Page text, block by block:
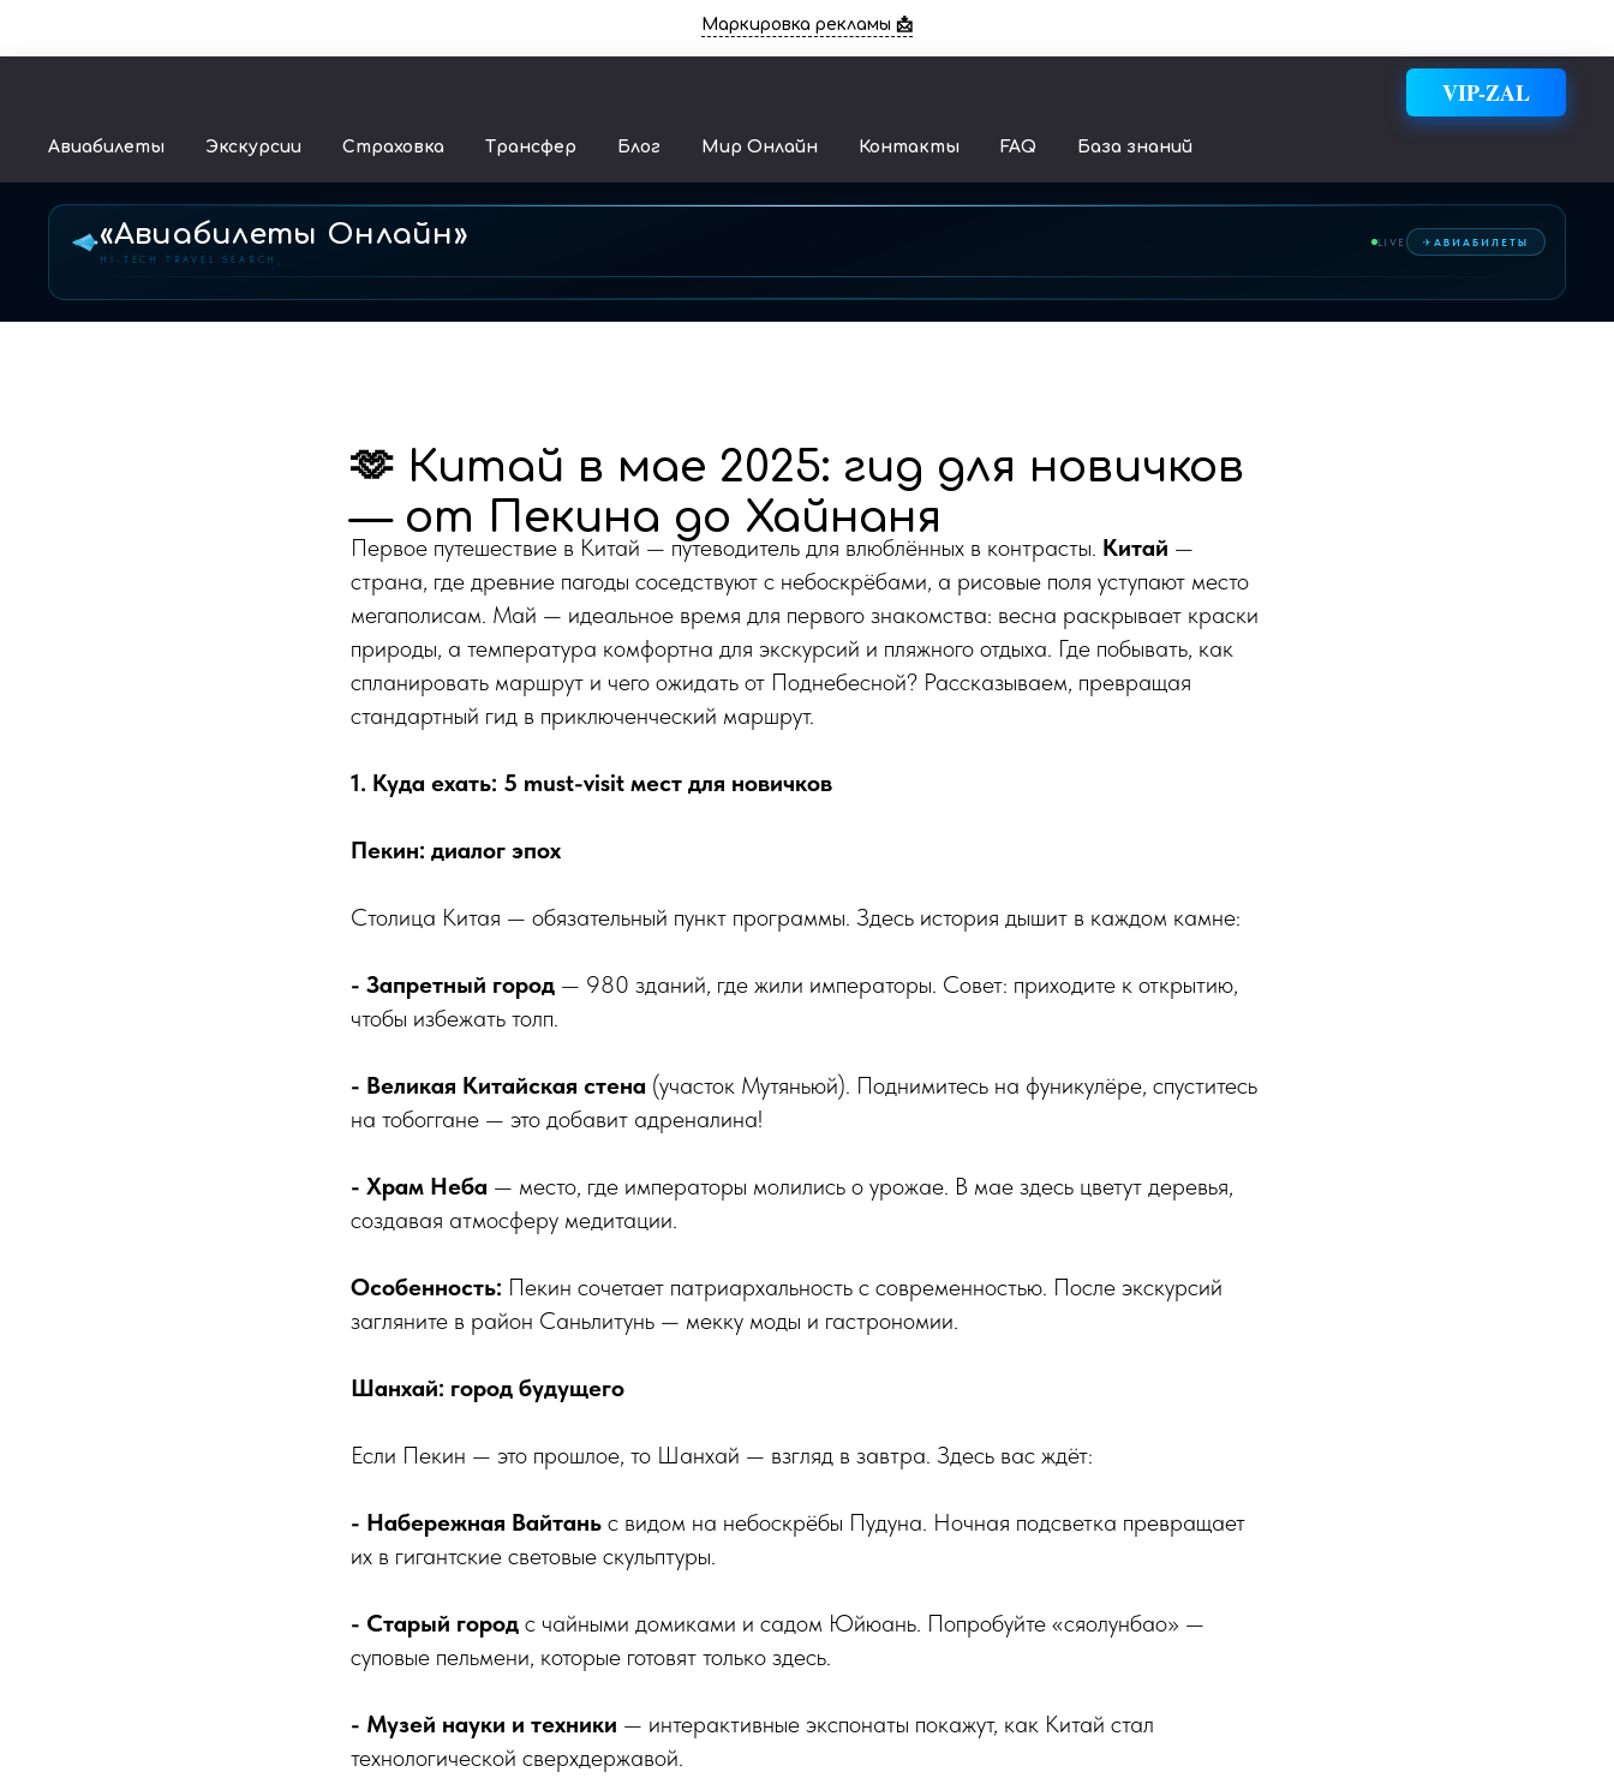
Маркировка рекламы 📩
VIP-ZAL
Авиабилеты Экскурсии Страховка Трансфер Блог Мир Онлайн Контакты FAQ База знаний
«Авиабилеты Онлайн»
HI-TECH TRAVEL SEARCH
LIVE ✈ АВИАБИЛЕТЫ
🫶 Китай в мае 2025: гид для новичков
— от Пекина до Хайнаня
Первое путешествие в Китай — путеводитель для влюблённых в контрасты. Китай —
страна, где древние пагоды соседствуют с небоскрёбами, а рисовые поля уступают место
мегаполисам. Май — идеальное время для первого знакомства: весна раскрывает краски
природы, а температура комфортна для экскурсий и пляжного отдыха. Где побывать, как
спланировать маршрут и чего ожидать от Поднебесной? Рассказываем, превращая
стандартный гид в приключенческий маршрут.
1. Куда ехать: 5 must-visit мест для новичков
Пекин: диалог эпох
Столица Китая — обязательный пункт программы. Здесь история дышит в каждом камне:
- Запретный город — 980 зданий, где жили императоры. Совет: приходите к открытию,
чтобы избежать толп.
- Великая Китайская стена (участок Мутяньюй). Поднимитесь на фуникулёре, спуститесь
на тобоггане — это добавит адреналина!
- Храм Неба — место, где императоры молились о урожае. В мае здесь цветут деревья,
создавая атмосферу медитации.
Особенность: Пекин сочетает патриархальность с современностью. После экскурсий
загляните в район Саньлитунь — мекку моды и гастрономии.
Шанхай: город будущего
Если Пекин — это прошлое, то Шанхай — взгляд в завтра. Здесь вас ждёт:
- Набережная Вайтань с видом на небоскрёбы Пудуна. Ночная подсветка превращает
их в гигантские световые скульптуры.
- Старый город с чайными домиками и садом Юйюань. Попробуйте «сяолунбао» —
суповые пельмени, которые готовят только здесь.
- Музей науки и техники — интерактивные экспонаты покажут, как Китай стал
технологической сверхдержавой.